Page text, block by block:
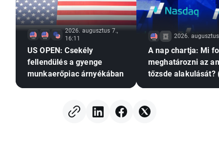
2026. augusztus 7.,
16:11
US OPEN: Csekély
fellendülés a gyenge
munkaerőpiac árnyékában
2026.
A nap chartja: Mi
meghatározni az
tőzsde alakulását?